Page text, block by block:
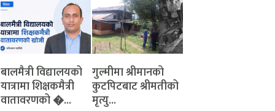
बालमैत्री विद्यालयको
यात्रामा शिक्षकमैत्री
वातावरणको �...
‎गुल्मीमा श्रीमानको
कुटपिटबाट श्रीमतीको
मृत्यु...